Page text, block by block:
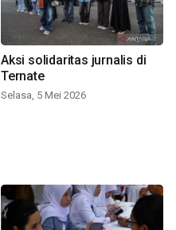
Aksi solidaritas jurnalis di
Ternate
Selasa, 5 Mei 2026